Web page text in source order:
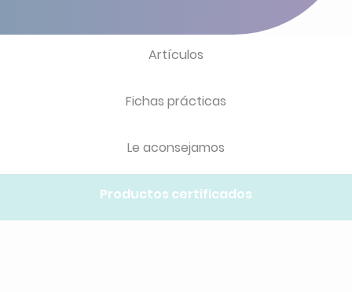
Artículos
Fichas prácticas
Le aconsejamos
Productos certificados